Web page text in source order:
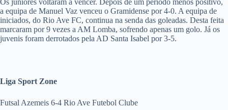
Os juniores voltaram a vencer. Depois de um período menos positivo,
a equipa de Manuel Vaz venceu o Gramidense por 4-0. A equipa de
iniciados, do Rio Ave FC, continua na senda das goleadas. Desta feita
marcaram por 9 vezes a AM Lomba, sofrendo apenas um golo. Já os
juvenis foram derrotados pela AD Santa Isabel por 3-5.
Liga Sport Zone
Futsal Azemeis 6-4 Rio Ave Futebol Clube